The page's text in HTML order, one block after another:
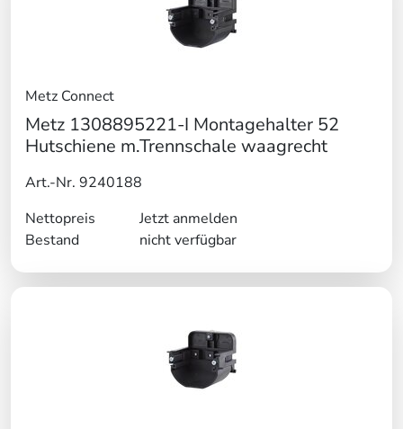
Metz Connect
Metz 1308895221-I Montagehalter 52
Hutschiene m.Trennschale waagrecht
Art.-Nr. 9240188
Nettopreis
Jetzt anmelden
Bestand
nicht verfügbar